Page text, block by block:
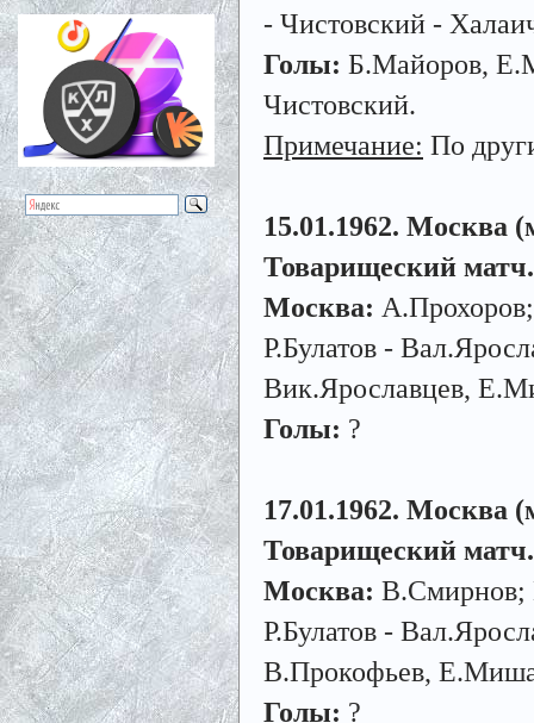
- Чистовский -
Голы: Б.Майоров,
Чистовский.
Примечание: По
15.01.1962. Москва
Товарищеский матч.
Москва:
Р.Булатов -
Вик.Ярославцев,
Голы: ?
17.01.1962. Москва
Товарищеский матч.
Москва: В.Смирнов;
Р.Булатов -
В.Прокофьев,
Голы: ?